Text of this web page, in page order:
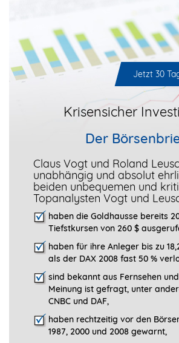
Jetzt 30
Krisensicher
Der
Claus Vogt und Roland
unabhängig und absolut
beiden unbequemen und
Topanalysten Vogt und
haben die Goldhausse bereits
Tiefstkursen von 260 $
haben für ihre Anleger bis zu
als der DAX 2008 fast 50 %
sind bekannt aus Fernsehen
Meinung ist gefragt, unter
CNBC und DAF,
haben rechtzeitig vor den
1987, 2000 und 2008 gewarnt,